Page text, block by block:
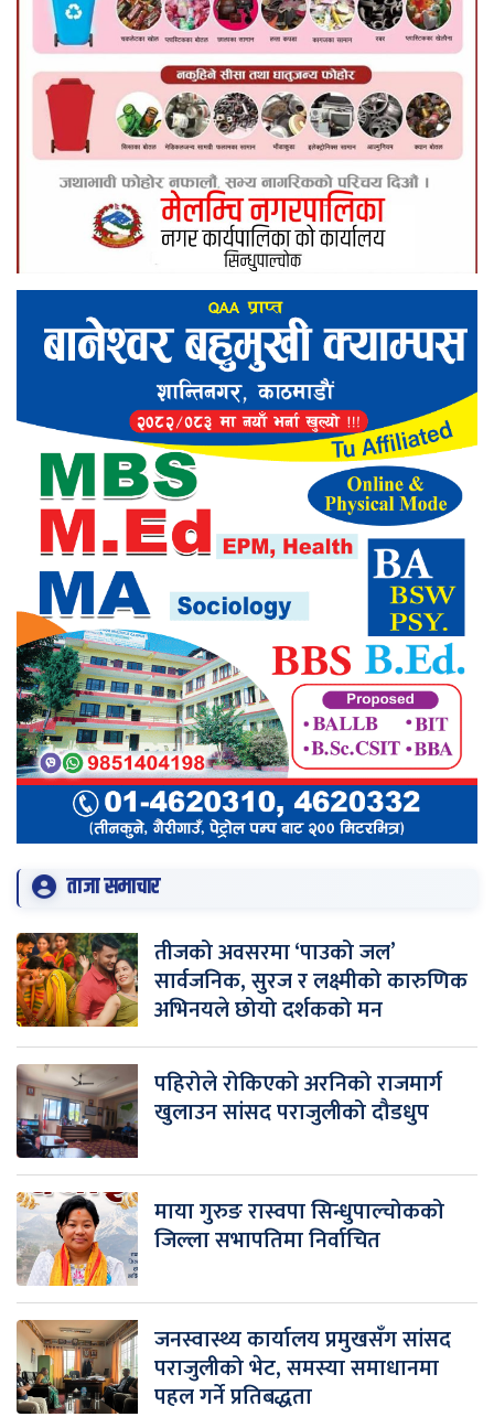
ताजा समाचार
तीजको अवसरमा ‘पाउको जल’
सार्वजनिक, सुरज र लक्ष्मीको कारुणिक
अभिनयले छोयो दर्शकको मन
पहिरोले रोकिएको अरनिको राजमार्ग
खुलाउन सांसद पराजुलीको दौडधुप
माया गुरुङ रास्वपा सिन्धुपाल्चोकको
जिल्ला सभापतिमा निर्वाचित
जनस्वास्थ्य कार्यालय प्रमुखसँग सांसद
पराजुलीको भेट, समस्या समाधानमा
पहल गर्ने प्रतिबद्धता